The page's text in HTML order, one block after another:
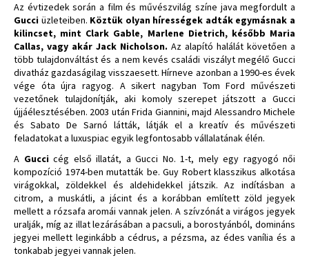
Az évtizedek során a film és művészvilág színe java megfordult a
Gucci üzleteiben. Köztük olyan hírességek adták egymásnak a
kilincset, mint Clark Gable, Marlene Dietrich, később Maria
Callas, vagy akár Jack Nicholson. Az alapító halálát követően a
több tulajdonváltást és a nem kevés családi viszályt megélő Gucci
divatház gazdaságilag visszaesett. Hírneve azonban a 1990-es évek
vége óta újra ragyog. A sikert nagyban Tom Ford művészeti
vezetőnek tulajdonítják, aki komoly szerepet játszott a Gucci
újjáélesztésében. 2003 után Frida Giannini, majd Alessandro Michele
és Sabato De Sarnó látták, látják el a kreatív és művészeti
feladatokat a luxuspiac egyik legfontosabb vállalatának élén.
A Guccicég első illatát, a Gucci No. 1-t, mely egy ragyogó női
kompozíció 1974-ben mutatták be. Guy Robert klasszikus alkotása
virágokkal, zöldekkel és aldehidekkel játszik. Az indításban a
citrom, a muskátli, a jácint és a korábban említett zöld jegyek
mellett a rózsafa aromái vannak jelen. A szívzónát a virágos jegyek
uralják, míg az illat lezárásában a pacsuli, a borostyánból, domináns
jegyei mellett leginkább a cédrus, a pézsma, az édes vanília és a
tonkabab jegyei vannak jelen.